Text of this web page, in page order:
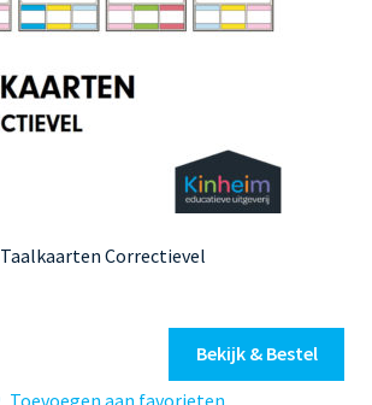
Taalkaarten Correctievel
Bekijk & Bestel